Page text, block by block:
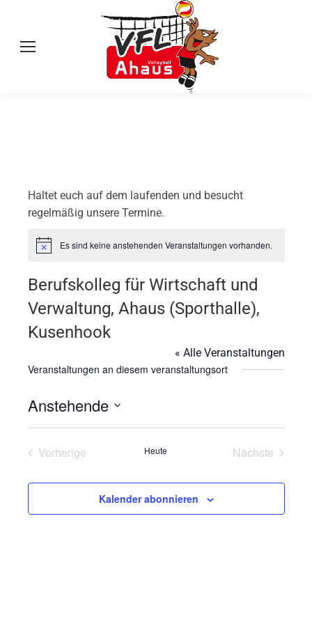
Haltet euch auf dem laufenden und besucht
regelmäßig unsere Termine.
HinweisEs sind keine anstehenden Veranstaltungen vorhanden.
Berufskolleg für Wirtschaft und
Verwaltung, Ahaus (Sporthalle),
Kusenhook
« Alle Veranstaltungen
Veranstaltungen an diesem veranstaltungsort
Anstehende
Datum
Vorherige
Heute
Nächste
Kalender abonnieren